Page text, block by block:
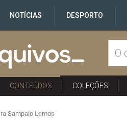
NOTÍCIAS DESPORTO
CONTEÚDOS COLEÇÕES
Sampaio Lemos